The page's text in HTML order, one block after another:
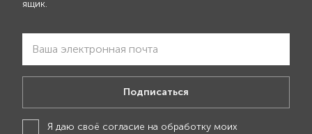
ящик.
Подписаться
Я даю своё согласие на обработку моих